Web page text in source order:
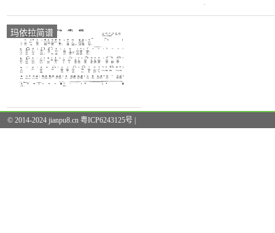
玛依拉简谱
© 2014-2024 jianpu8.cn 粤ICP6243125号 |